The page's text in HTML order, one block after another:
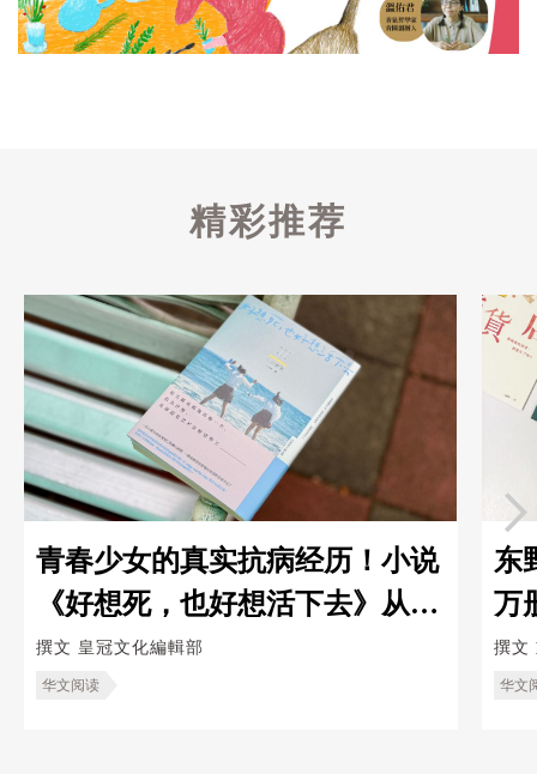
精彩推荐
青春少女的真实抗病经历！小说
《好想死，也好想活下去》从绝
望谷底夺回生存的希望
撰文 皇冠文化編輯部
华文阅读
东
万
救
撰文
华文